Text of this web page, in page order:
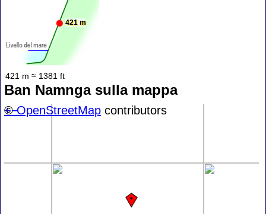
421 m
421 m ≈ 1381 ft
Ban Namnga sulla mappa
+−
©OpenStreetMap contributors